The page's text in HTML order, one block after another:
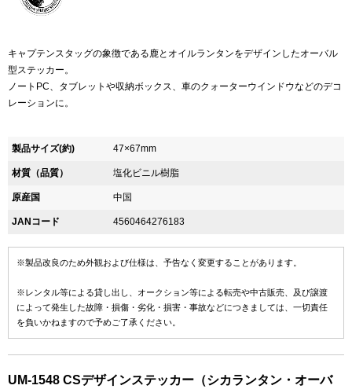
キャプテンスタッグの象徴である鹿とオイルランタンをデザインしたオーバル
型ステッカー。
ノートPC、タブレットや収納ボックス、車のクォーターウインドウなどのデコ
レーションに。
製品サイズ(約) 47×67mm
材質（品質） 塩化ビニル樹脂
原産国 中国
JANコード 4560464276183
※製品改良のため外観および仕様は、予告なく変更することがあります。
※レンタル等による貸し出し、オークション等による転売や中古販売、及び譲渡
によって発生した故障・損傷・劣化・損害・事故などにつきましては、一切責任
を負いかねますので予めご了承ください。
UM-1548 CSデザインステッカー（シカランタン・オーバ